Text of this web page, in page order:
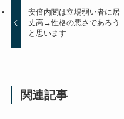
安倍内閣は立場弱い者に居
丈高→性格の悪さであろう
と思います
関連記事